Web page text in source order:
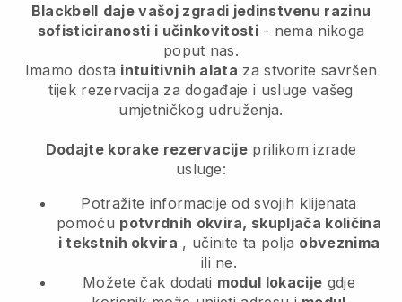
Blackbell daje vašoj zgradi jedinstvenu razinu
sofisticiranosti i učinkovitosti- nema nikoga
poput nas.
Imamo dosta intuitivnih alata zastvorite savršen
tijek rezervacija za događaje i usluge vašeg
umjetničkog udruženja.
Dodajte korake rezervacije prilikom izrade
usluge:
Potražite informacije od svojih klijenata
pomoću potvrdnih okvira, skupljača količina
i tekstnih okvira , učinite ta polja obveznima
ili ne.
Možete čak dodati modul lokacije gdje